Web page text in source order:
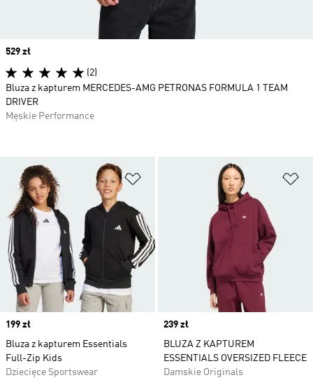
Dodaj do listy życzeń
Price
199 zł
Bluza z kapturem Essentials
Full-Zip Kids
Dziecięce Sportswear
Price
239 zł
BLUZA Z KAPTUREM
ESSENTIALS OVERSIZED FLEECE
Damskie Originals
Price
529 zł
(2)
Bluza z kapturem MERCEDES-AMG PETRONAS FORMULA 1 TEAM
DRIVER
Męskie Performance